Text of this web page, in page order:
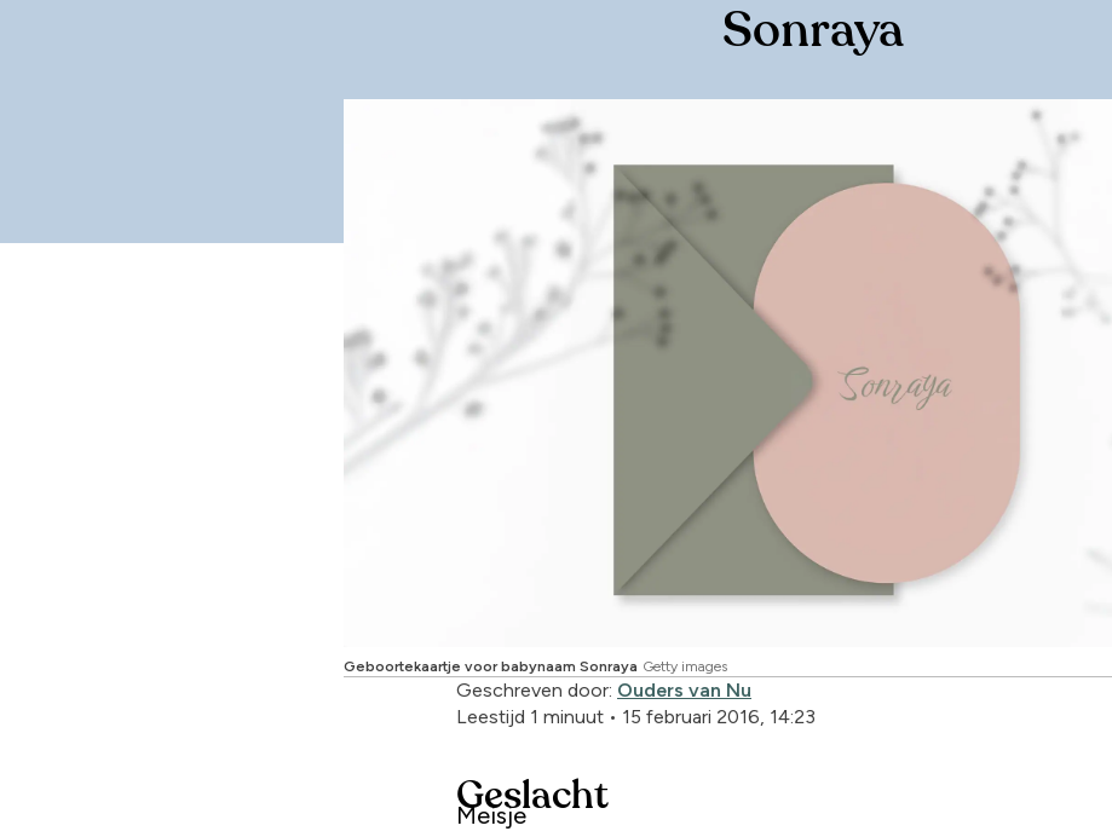
Sonraya
Geboortekaartje voor babynaam Sonraya Getty images
Geschreven door: Ouders van Nu
Leestijd 1 minuut • 15 februari 2016, 14:23
Geslacht
Meisje